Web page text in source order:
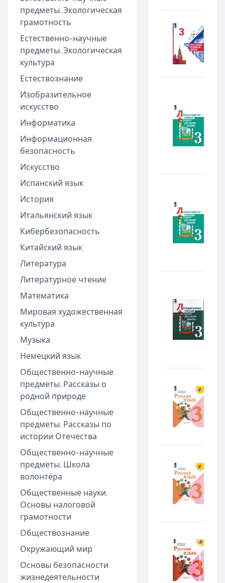
предметы. Экологическая
грамотность
Естественно-научные
предметы. Экологическая
культура
Естествознание
Изобразительное
искусство
Информатика
Информационная
безопасность
Искусство
Испанский язык
История
Итальянский язык
Кибербезопасность
Китайский язык
Литература
Литературное чтение
Математика
Мировая художественная
культура
Музыка
Немецкий язык
Общественно-научные
предметы. Рассказы о
родной природе
Общественно-научные
предметы. Рассказы по
истории Отечества
Общественно-научные
предметы. Школа
волонтёра
Общественные науки.
Основы налоговой
грамотности
Обществознание
Окружающий мир
Основы безопасности
жизнедеятельности